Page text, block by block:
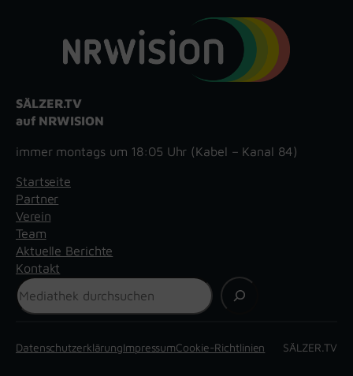
SÄLZER.TV
auf NRWISION
immer montags um 18:05 Uhr (Kabel – Kanal 84)
Startseite
Partner
Verein
Team
Aktuelle Berichte
Kontakt
Suchen
DatenschutzerklärungImpressumCookie-Richtlinien SÄLZER.TV